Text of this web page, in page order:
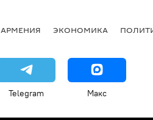
АРМЕНИЯ ЭКОНОМИКА
Telegram Макс